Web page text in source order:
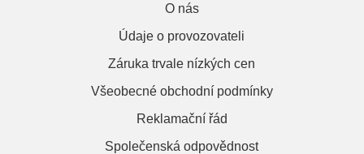
O nás
Údaje o provozovateli
Záruka trvale nízkých cen
Všeobecné obchodní podmínky
Reklamační řád
Společenská odpovědnost